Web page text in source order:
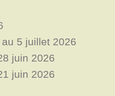
5 juillet 2026
juin 2026
juin 2026